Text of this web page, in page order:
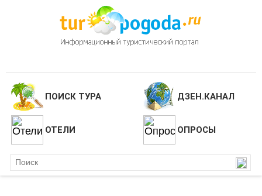
ПОИСК ТУРА ДЗЕН.КАНАЛ
ОТЕЛИ ОПРОСЫ